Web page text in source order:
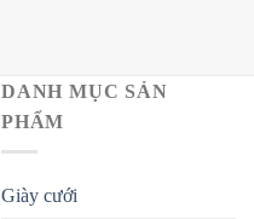
DANH MỤC SẢN
PHẨM
Giày cưới